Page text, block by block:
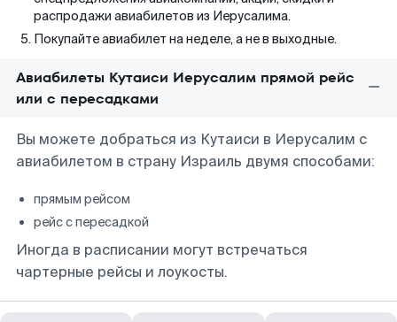
распродажи авиабилетов из Иерусалима.
Покупайте авиабилет на неделе, а не в выходные.
Авиабилеты Кутаиси Иерусалим прямой рейс
или с пересадками
Вы можете добраться из Кутаиси в Иерусалим с
авиабилетом в страну Израиль двумя способами:
прямым рейсом
рейс с пересадкой
Иногда в расписании могут встречаться
чартерные рейсы и лоукосты.